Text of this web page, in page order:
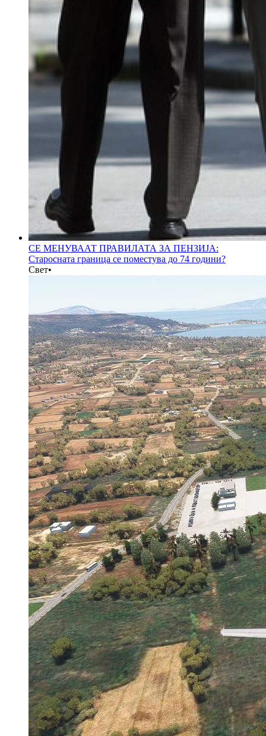
СЕ МЕНУВААТ ПРАВИЛАТА ЗА ПЕНЗИЈА:
Старосната граница се поместува до 74 години?
Свет•